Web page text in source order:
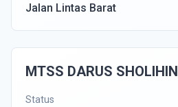
Jalan Lintas Barat
MTSS DARUS SHOLIHIN
Status